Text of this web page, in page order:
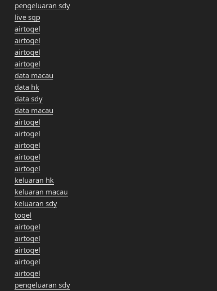
pengeluaran sdy
live sgp
airtogel
airtogel
airtogel
airtogel
data macau
data hk
data sdy
data macau
airtogel
airtogel
airtogel
airtogel
airtogel
keluaran hk
keluaran macau
keluaran sdy
togel
airtogel
airtogel
airtogel
airtogel
airtogel
pengeluaran sdy